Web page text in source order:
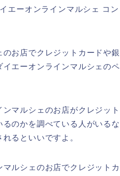
エーオンラインマルシェ コン
お店でクレジットカードや銀
エーオンラインマルシェのペ
マルシェのお店がクレジット
のかを調べている人がいるな
るといいですよ。
ルシェのお店でクレジットカ